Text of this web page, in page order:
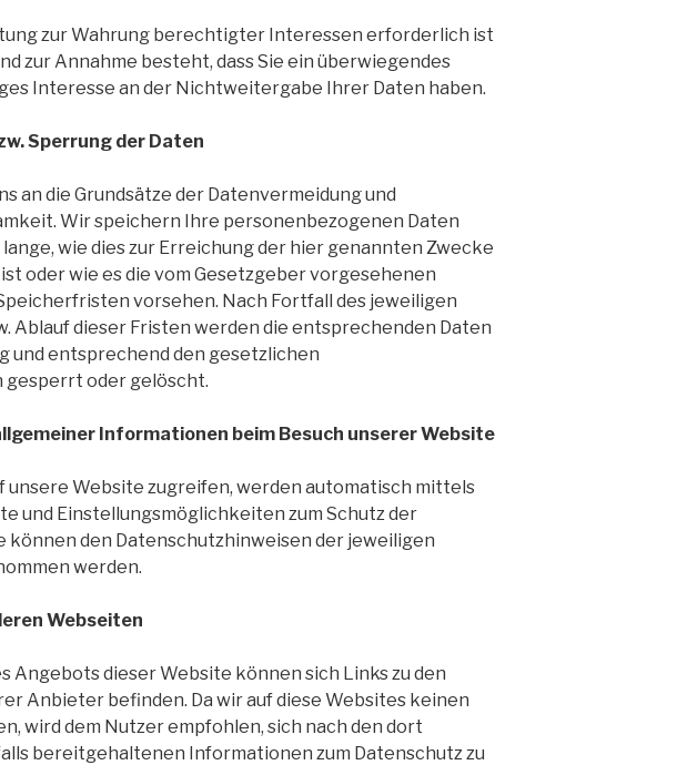
zur Wahrung berechtigter Interessen erforderlich ist
zur Annahme besteht, dass Sie ein überwiegendes
Interesse an der Nichtweitergabe Ihrer Daten haben.
Sperrung der Daten
an die Grundsätze der Datenvermeidung und
Wir speichern Ihre personenbezogenen Daten
wie dies zur Erreichung der hier genannten Zwecke
oder wie es die vom Gesetzgeber vorgesehenen
vorsehen. Nach Fortfall des jeweiligen
Ablauf dieser Fristen werden die entsprechenden Daten
und entsprechend den gesetzlichen
oder gelöscht.
Informationen beim Besuch unserer Website
unsere Website zugreifen, werden automatisch mittels
und Einstellungsmöglichkeiten zum Schutz der
können den Datenschutzhinweisen der jeweiligen
werden.
Webseiten
Angebots dieser Website können sich Links zu den
Anbieter befinden. Da wir auf diese Websites keinen
wird dem Nutzer empfohlen, sich nach den dort
bereitgehaltenen Informationen zum Datenschutz zu